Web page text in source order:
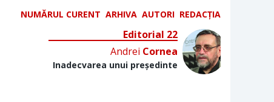
NUMĂRUL CURENT ARHIVA AUTORI REDACȚIA
Editorial 22
Andrei Cornea
Inadecvarea unui președinte